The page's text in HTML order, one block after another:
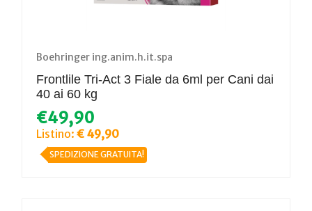
Boehringer ing.anim.h.it.spa
Frontlile Tri-Act 3 Fiale da 6ml per Cani dai
40 ai 60 kg
€49,90
Listino: € 49,90
SPEDIZIONE GRATUITA!